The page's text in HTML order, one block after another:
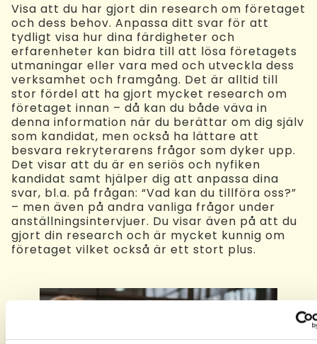
Visa att du har gjort din research om företaget
och dess behov. Anpassa ditt svar för att
tydligt visa hur dina färdigheter och
erfarenheter kan bidra till att lösa företagets
utmaningar eller vara med och utveckla dess
verksamhet och framgång. Det är alltid till
stor fördel att ha gjort mycket research om
företaget innan – då kan du både väva in
denna information när du berättar om dig själv
som kandidat, men också ha lättare att
besvara rekryterarens frågor som dyker upp.
Det visar att du är en seriös och nyfiken
kandidat samt hjälper dig att anpassa dina
svar, bl.a. på frågan: “Vad kan du tillföra oss?”
– men även på andra vanliga frågor under
anställningsintervjuer. Du visar även på att du
gjort din research och är mycket kunnig om
företaget vilket också är ett stort plus.